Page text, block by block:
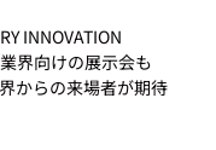
INNOVATION
界向けの展示会も
からの来場者が期待